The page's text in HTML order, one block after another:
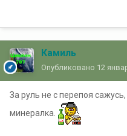
Камиль
Опубликовано 12
За руль не с перепоя
минералка.